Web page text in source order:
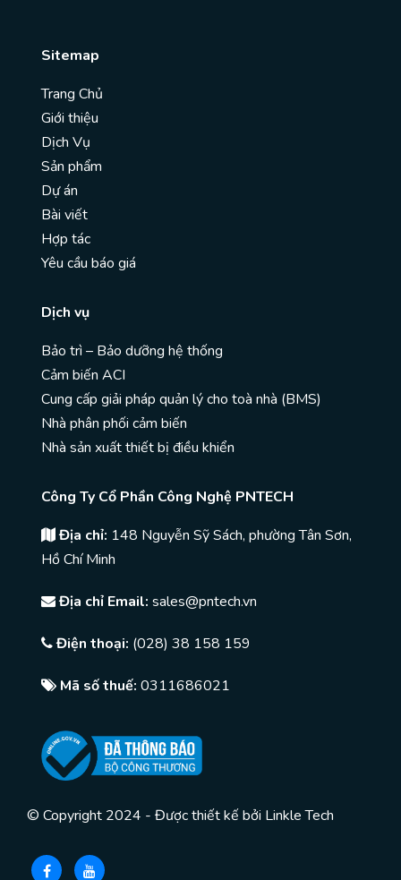
Sitemap
Trang Chủ
Giới thiệu
Dịch Vụ
Sản phẩm
Dự án
Bài viết
Hợp tác
Yêu cầu báo giá
Dịch vụ
Bảo trì – Bảo dưỡng hệ thống
Cảm biến ACI
Cung cấp giải pháp quản lý cho toà nhà (BMS)
Nhà phân phối cảm biến
Nhà sản xuất thiết bị điều khiển
Công Ty Cổ Phần Công Nghệ PNTECH
Địa chỉ: 148 Nguyễn Sỹ Sách, phường Tân Sơn,
Hồ Chí Minh
Địa chỉ Email: sales@pntech.vn
Điện thoại: (028) 38 158 159
Mã số thuế: 0311686021
© Copyright 2024 - Được thiết kế bởi Linkle Tech